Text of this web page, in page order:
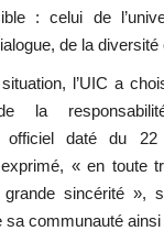
: celui de
de la diversité
l’UIC a
la
officiel daté du 22
exprimé, « en toute
sincérité »,
sa communauté ainsi